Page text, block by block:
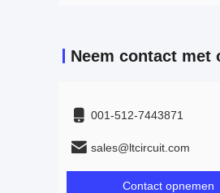
001-512-7443871
sales@ltcircuit.com
Contact opnemen